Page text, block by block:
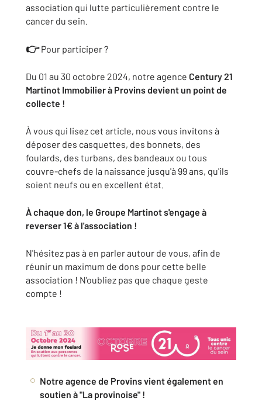
association qui lutte particulièrement contre le
cancer du sein.
👉Pour participer ?
Du 01 au 30 octobre 2024, notre agence Century 21
Martinot Immobilier à Provins devient un point de
collecte !
À vous qui lisez cet article, nous vous invitons à
déposer des casquettes, des bonnets, des
foulards, des turbans, des bandeaux ou tous
couvre-chefs de la naissance jusqu'à 99 ans, qu'ils
soient neufs ou en excellent état.
À chaque don, le Groupe Martinot s'engage à
reverser 1€ à l'association !
N'hésitez pas à en parler autour de vous, afin de
réunir un maximum de dons pour cette belle
association ! N'oubliez pas que chaque geste
compte !
Notre agence de Provins vient également en
soutien à "La provinoise" !